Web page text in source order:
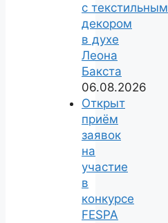
с текстильным
декором
в духе
Леона
Бакста
06.08.2026
Открыт
приём
заявок
на
участие
в
конкурсе
FESPA